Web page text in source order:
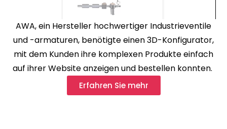
AWA, ein Hersteller hochwertiger Industrieventile
und -armaturen, benötigte einen 3D-Konfigurator,
mit dem Kunden ihre komplexen Produkte einfach
auf ihrer Website anzeigen und bestellen konnten.
Erfahren Sie mehr